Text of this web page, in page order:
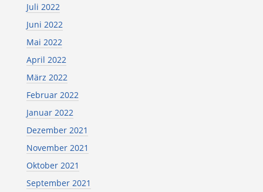
Juli 2022
Juni 2022
Mai 2022
April 2022
März 2022
Februar 2022
Januar 2022
Dezember 2021
November 2021
Oktober 2021
September 2021